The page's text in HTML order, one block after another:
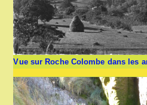
Vue sur Roche Colombe dans les